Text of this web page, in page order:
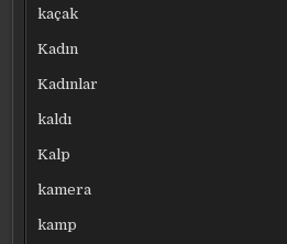
kaçak
Kadın
Kadınlar
kaldı
Kalp
kamera
kamp